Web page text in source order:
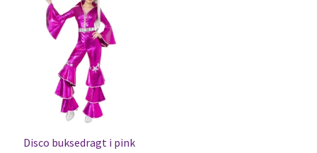
Disco buksedragt i pink